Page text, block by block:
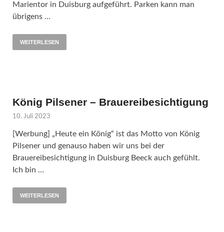
Marientor in Duisburg aufgeführt. Parken kann man
übrigens …
WEITERLESEN
König Pilsener – Brauereibesichtigung
10. Juli 2023
[Werbung] „Heute ein König“ ist das Motto von König
Pilsener und genauso haben wir uns bei der
Brauereibesichtigung in Duisburg Beeck auch gefühlt.
Ich bin …
WEITERLESEN